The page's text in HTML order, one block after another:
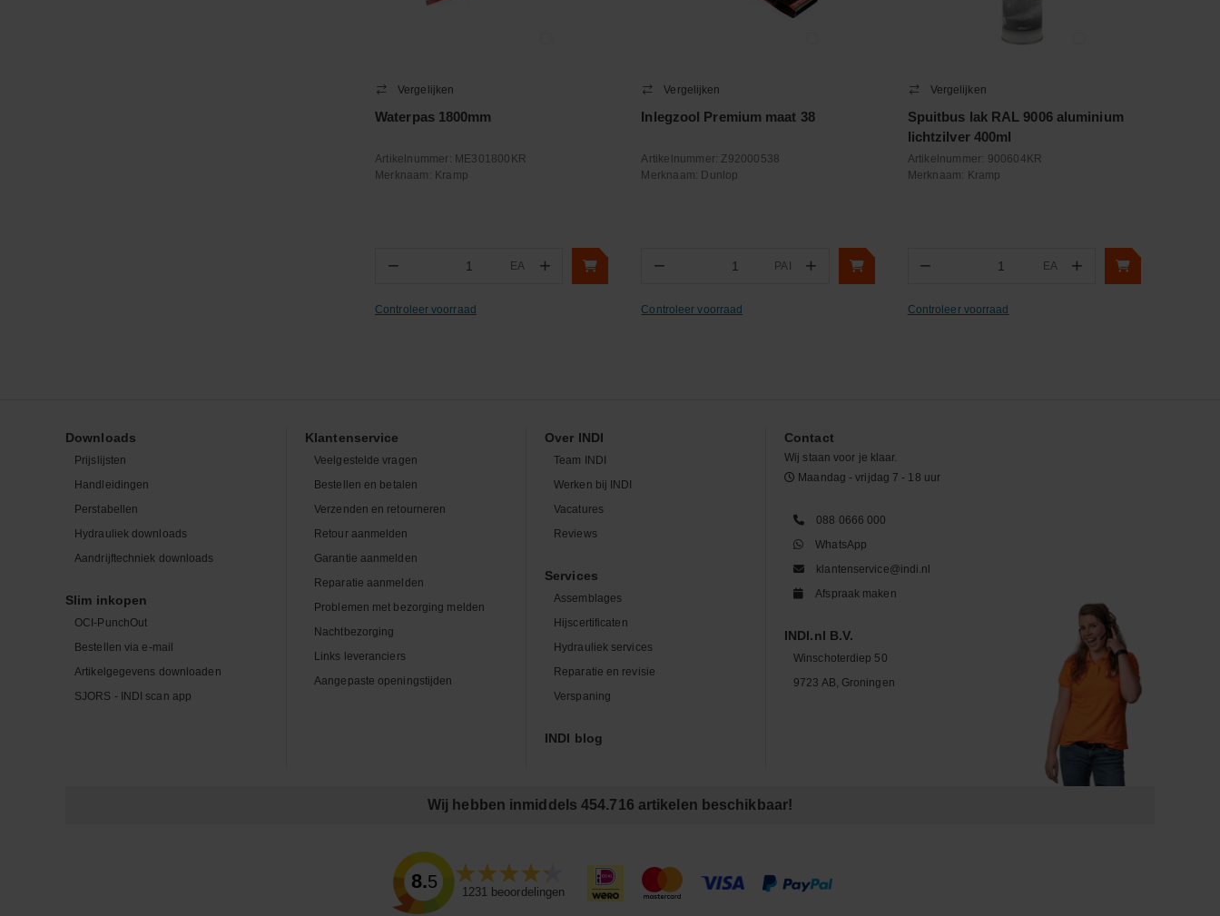
Vergelijken
Waterpas 1800mm
Artikelnummer: ME301800KR
Merknaam: Kramp
− EA +
Controleer voorraad
Vergelijken
Inlegzool Premium maat 38
Artikelnummer: Z92000538
Merknaam: Dunlop
− PAI +
Controleer voorraad
Vergelijken
Spuitbus lak RAL 9006 aluminium
lichtzilver 400ml
Artikelnummer: 900604KR
Merknaam: Kramp
− EA +
Controleer voorraad
Downloads
Prijslijsten
Handleidingen
Perstabellen
Hydrauliek downloads
Aandrijftechniek downloads
Slim inkopen
OCI-PunchOut
Bestellen via e-mail
Artikelgegevens downloaden
SJORS - INDI scan app
Klantenservice
Veelgestelde vragen
Bestellen en betalen
Verzenden en retourneren
Retour aanmelden
Garantie aanmelden
Reparatie aanmelden
Problemen met bezorging melden
Nachtbezorging
Links leveranciers
Aangepaste openingstijden
Over INDI
Team INDI
Werken bij INDI
Vacatures
Reviews
Services
Assemblages
Hijscertificaten
Hydrauliek services
Reparatie en revisie
Verspaning
INDI blog
Contact
Wij staan voor je klaar.
Maandag - vrijdag 7 - 18 uur
088 0666 000
WhatsApp
klantenservice@indi.nl
Afspraak maken
INDI.nl B.V.
Winschoterdiep 50
9723 AB, Groningen
Wij hebben inmiddels 454.716 artikelen beschikbaar!
8.5
1231beoordelingen